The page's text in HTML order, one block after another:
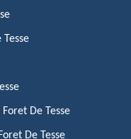
De Tesse
De Tesse